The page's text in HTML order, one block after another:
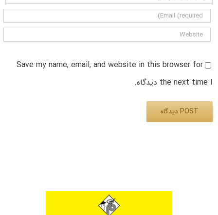
Save my name, email, and website in this browser for
the next time I دیدگاه.